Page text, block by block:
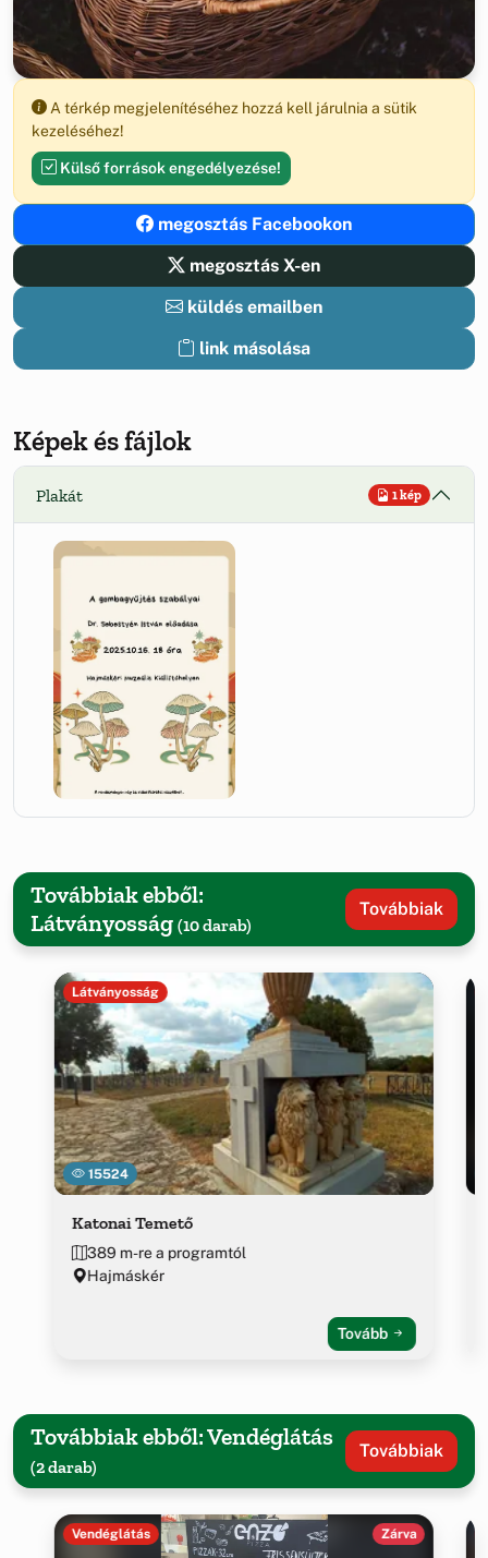
A térkép megjelenítéséhez hozzá kell járulnia a sütik
kezeléséhez!
Külső források engedélyezése!
megosztás Facebookon
megosztás X-en
küldés emailben
link másolása
Képek és fájlok
Plakát 1 kép
Továbbiak ebből:
Látványosság (10 darab)
Továbbiak
15524
Látványosság
Katonai Temető
389 m-re a programtól
Hajmáskér
Tovább
Továbbiak ebből: Vendéglátás
(2 darab)
Továbbiak
Vendéglátás Zárva